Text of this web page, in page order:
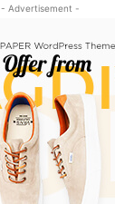
- Advertisement -